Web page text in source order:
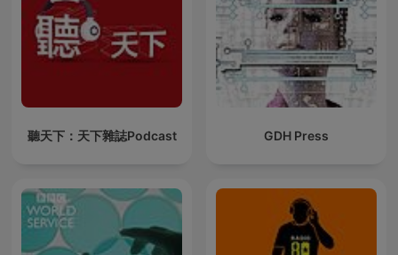
聽天下：天下雜誌Podcast GDH Press